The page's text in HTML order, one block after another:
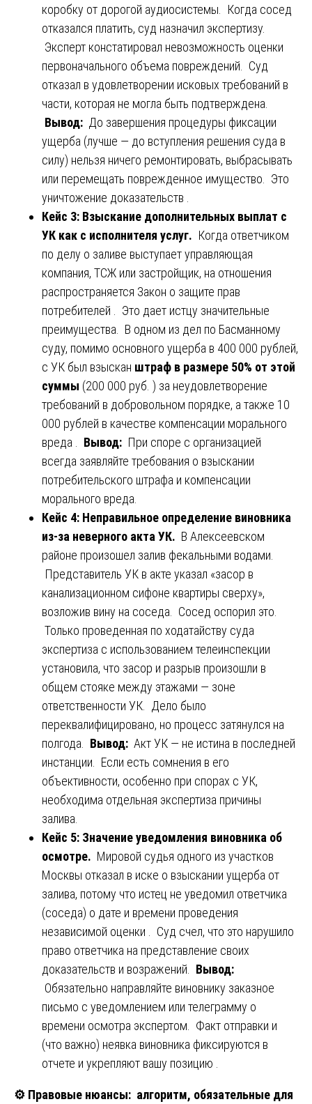
коробку от дорогой аудиосистемы. Когда сосед
отказался платить, суд назначил экспертизу.
Эксперт констатировал невозможность оценки
первоначального объема повреждений. Суд
отказал в удовлетворении исковых требований в
части, которая не могла быть подтверждена.
Вывод: До завершения процедуры фиксации
ущерба (лучше — до вступления решения суда в
силу) нельзя ничего ремонтировать, выбрасывать
или перемещать поврежденное имущество. Это
уничтожение доказательств .
Кейс 3: Взыскание дополнительных выплат с
УК как с исполнителя услуг. Когда ответчиком
по делу о заливе выступает управляющая
компания, ТСЖ или застройщик, на отношения
распространяется Закон о защите прав
потребителей . Это дает истцу значительные
преимущества. В одном из дел по Басманному
суду, помимо основного ущерба в 400 000 рублей,
с УК был взыскан штраф в размере 50% от этой
суммы (200 000 руб. ) за неудовлетворение
требований в добровольном порядке, а также 10
000 рублей в качестве компенсации морального
вреда . Вывод: При споре с организацией
всегда заявляйте требования о взыскании
потребительского штрафа и компенсации
морального вреда.
Кейс 4: Неправильное определение виновника
из-за неверного акта УК. В Алексеевском
районе произошел залив фекальными водами.
Представитель УК в акте указал «засор в
канализационном сифоне квартиры сверху»,
возложив вину на соседа. Сосед оспорил это.
Только проведенная по ходатайству суда
экспертиза с использованием телеинспекции
установила, что засор и разрыв произошли в
общем стояке между этажами — зоне
ответственности УК. Дело было
переквалифицировано, но процесс затянулся на
полгода. Вывод: Акт УК — не истина в последней
инстанции. Если есть сомнения в его
объективности, особенно при спорах с УК,
необходима отдельная экспертиза причины
залива.
Кейс 5: Значение уведомления виновника об
осмотре. Мировой судья одного из участков
Москвы отказал в иске о взыскании ущерба от
залива, потому что истец не уведомил ответчика
(соседа) о дате и времени проведения
независимой оценки . Суд счел, что это нарушило
право ответчика на представление своих
доказательств и возражений. Вывод:
Обязательно направляйте виновнику заказное
письмо с уведомлением или телеграмму о
времени осмотра экспертом. Факт отправки и
(что важно) неявка виновника фиксируются в
отчете и укрепляют вашу позицию .
⚙️ Правовые нюансы: алгоритм, обязательные для